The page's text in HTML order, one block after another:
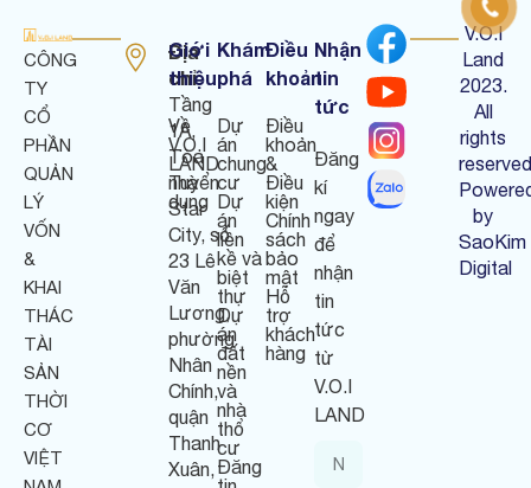
CÔNG
TY
CỔ
PHẦN
QUẢN
LÝ
VỐN
&
KHAI
THÁC
TÀI
SẢN
THỜI
CƠ
VIỆT
Địa
chỉ:
Tầng
1A,
Tòa
nhà
Star
City, số
23 Lê
Văn
Lương,
phường
Nhân
Chính,
quận
Thanh
Xuân,
Giới
thiệu
Về
V.O.I
LAND
Tuyển
dụng
Khám
phá
Dự
án
chung
cư
Dự
án
liền
kề và
biệt
thự
Dự
án
đất
nền
và
nhà
thổ
cư
Đăng
Điều
khoản
Điều
khoản
&
Điều
kiện
Chính
sách
bảo
mật
Hỗ
trợ
khách
hàng
Nhận
tin
tức
Đăng
kí
ngay
để
nhận
tin
tức
từ
V.O.I
LAND
V.O.I
Land
2023.
All
rights
by
SaoKim
Digital